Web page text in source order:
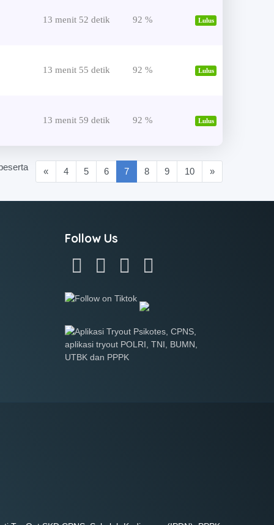
13 menit 52 detik 92 % Lulus
13 menit 55 detik 92 % Lulus
13 menit 59 detik 92 % Lulus
« 4 5 6 7(current)
8 9 10 »
Follow Us